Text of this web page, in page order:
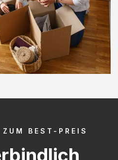
BEST-PREIS